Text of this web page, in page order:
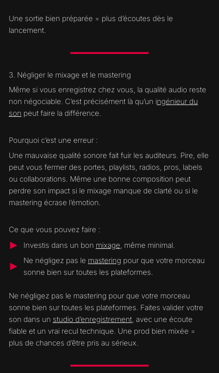
Une sortie bien préparée = plus d’écoutes dès le
lancement.
3. Négliger le mixage et le mastering
Même si vous enregistrez chez vous, la qualité audio reste
non négociable. C’est précisément là qu’un ingénieur du
son peut faire la différence.
Pourquoi c’est une erreur :
Une mauvaise qualité sonore fait fuir les auditeurs. Pire, elle
peut vous fermer des portes, playlists, radios, pros, labels
ou collaborations. Même une bonne composition peut
perdre son impact si le mixage manque de clarté ou si le
mastering écrase l’émotion.
Ce que vous pouvez faire :
Investis dans un bon mixage, même minimal.
Ne négligez pas le mastering pour que votre morceau
sonne bien sur toutes les plateformes.
Ne négligez pas le mastering pour que votre morceau
sonne bien sur toutes les plateformes. Faites valider votre
son dans un studio d’enregistrement, avec une écoute
fiable et un vrai recul technique. Une prod bien mixée =
plus de chances d’être pris au sérieux.